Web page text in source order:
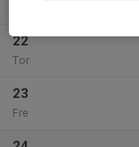
22
Tor
23
Fre